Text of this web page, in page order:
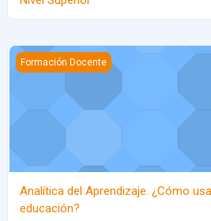
Analítica del Aprendizaje. ¿Cómo
Formación Docente
Analítica del Aprendizaje. ¿Cómo
educación?